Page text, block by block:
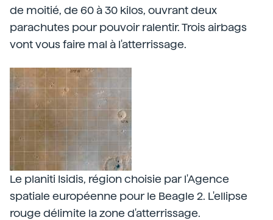
de moitié, de 60 à 30 kilos, ouvrant deux
parachutes pour pouvoir ralentir. Trois airbags
vont vous faire mal à l'atterrissage.
Le planiti Isidis, région choisie par l'Agence
spatiale européenne pour le Beagle 2. L'ellipse
rouge délimite la zone d'atterrissage.